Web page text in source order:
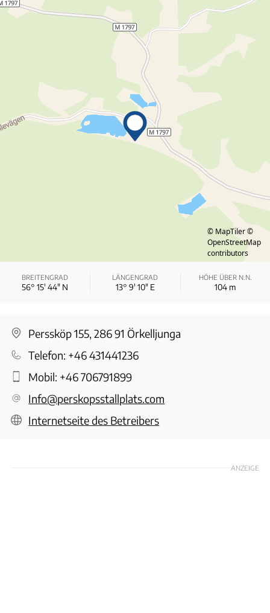
© MapTiler ©
OpenStreetMap
contributors
BREITENGRAD
56° 15′ 44″ N
LÄNGENGRAD
13° 9′ 10″ E
HÖHE ÜBER N.N.
104 m
Perssköp 155, 286 91 Örkelljunga
Telefon: +46 431441236
Mobil: +46 706791899
Info@perskopsstallplats.com
Internetseite des Betreibers
ANZEIGE